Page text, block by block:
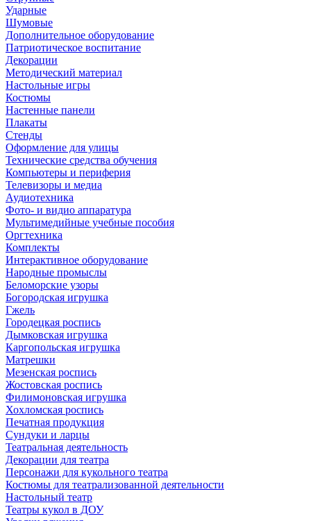
Ударные
Шумовые
Дополнительное оборудование
Патриотическое воспитание
Декорации
Методический материал
Настольные игры
Костюмы
Настенные панели
Плакаты
Стенды
Оформление для улицы
Технические средства обучения
Компьютеры и периферия
Телевизоры и медиа
Аудиотехника
Фото- и видио аппаратура
Мультимедийные учебные пособия
Оргтехника
Комплекты
Интерактивное оборудование
Народные промыслы
Беломорские узоры
Богородская игрушка
Гжель
Городецкая роспись
Дымковская игрушка
Каргопольская игрушка
Матрешки
Мезенская роспись
Жостовская роспись
Филимоновская игрушка
Хохломская роспись
Печатная продукция
Сундуки и ларцы
Театральная деятельность
Декорации для театра
Персонажи для кукольного театра
Костюмы для театрализованной деятельности
Настольный театр
Театры кукол в ДОУ